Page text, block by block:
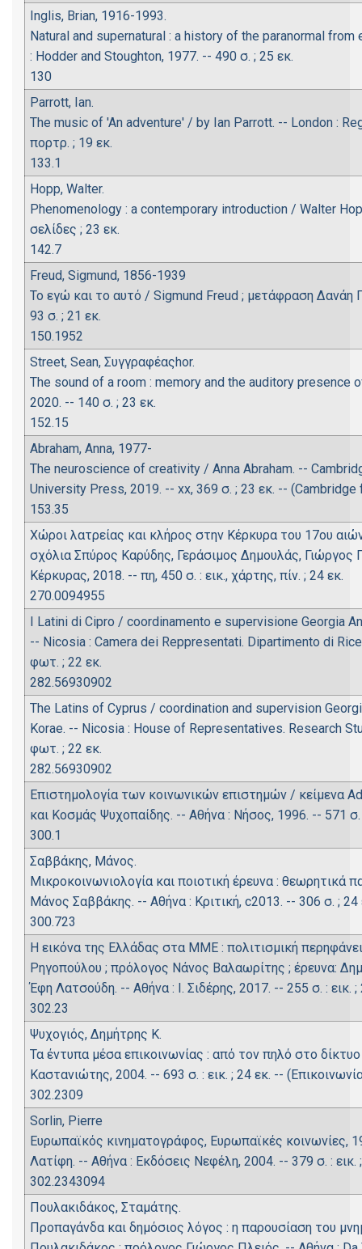
Inglis, Brian, 1916-1993.
Natural and supernatural : a history of the paranormal
: Hodder and Stoughton, 1977. -- 490 σ. ; 25 εκ.
130
Parrott, Ian.
The music of 'An adventure' / by Ian Parrott. -- London :
πορτρ. ; 19 εκ.
133.1
Hopp, Walter.
Phenomenology : a contemporary introduction / Walter
σελίδες ; 23 εκ.
142.7
Freud, Sigmund, 1856-1939
Το εγώ και το αυτό / Sigmund Freud ; μετάφραση
93 σ. ; 21 εκ.
150.1952
Street, Sean, Συγγραφέαςhor.
The sound of a room : memory and the auditory presence
2020. -- 140 σ. ; 23 εκ.
152.15
Abraham, Anna, 1977-
The neuroscience of creativity / Anna Abraham. --
University Press, 2019. -- xx, 369 σ. ; 23 εκ. --
153.35
Χώροι λατρείας και κλήρος στην Κέρκυρα του 17ου
σχόλια Σπύρος Καρύδης, Γεράσιμος Δημουλάς, Γιώργος
Κέρκυρας, 2018. -- πη, 450 σ. : εικ., χάρτης, πίν. ; 24 εκ.
270.0094955
I Latini di Cipro / coordinamento e supervisione Georgia
-- Nicosia : Camera dei Reppresentati. Dipartimento di
φωτ. ; 22 εκ.
282.56930902
The Latins of Cyprus / coordination and supervision
Korae. -- Nicosia : House of Representatives. Research
φωτ. ; 22 εκ.
282.56930902
Επιστημολογία των κοινωνικών επιστημών / κείμενα
και Κοσμάς Ψυχοπαίδης. -- Αθήνα : Νήσος, 1996. -- 571
300.1
Σαββάκης, Μάνος.
Μικροκοινωνιολογία και ποιοτική έρευνα : θεωρητικά
Μάνος Σαββάκης. -- Αθήνα : Κριτική, c2013. -- 306 σ. ; 24
300.723
Η εικόνα της Ελλάδας στα ΜΜΕ : πολιτισμική
Ρηγοπούλου ; πρόλογος Νάνος Βαλαωρίτης ; έρευνα:
Έφη Λατσούδη. -- Αθήνα : Ι. Σιδέρης, 2017. -- 255 σ. : εικ. ;
302.23
Ψυχογιός, Δημήτρης Κ.
Τα έντυπα μέσα επικοινωνίας : από τον πηλό στο
Καστανιώτης, 2004. -- 693 σ. : εικ. ; 24 εκ. --
302.2309
Sorlin, Pierre
Ευρωπαϊκός κινηματογράφος, Eυρωπαϊκές
Λατίφη. -- Αθήνα : Εκδόσεις Νεφέλη, 2004. -- 379 σ. :
302.2343094
Πουλακιδάκος, Σταμάτης.
Προπαγάνδα και δημόσιος λόγος : η παρουσίαση του